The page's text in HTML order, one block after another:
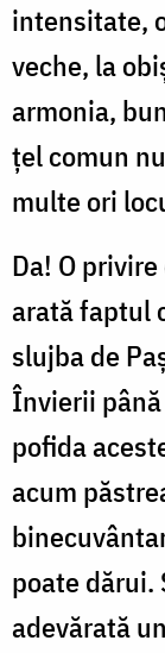
intensitate,
veche, la
armonia,
ţel comun
multe ori
Da! O
arată faptul
slujba de
Învierii
pofida
acum
poate dărui.
adevărată